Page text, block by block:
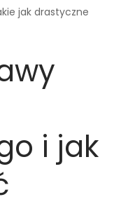
jak drastyczne
i jak